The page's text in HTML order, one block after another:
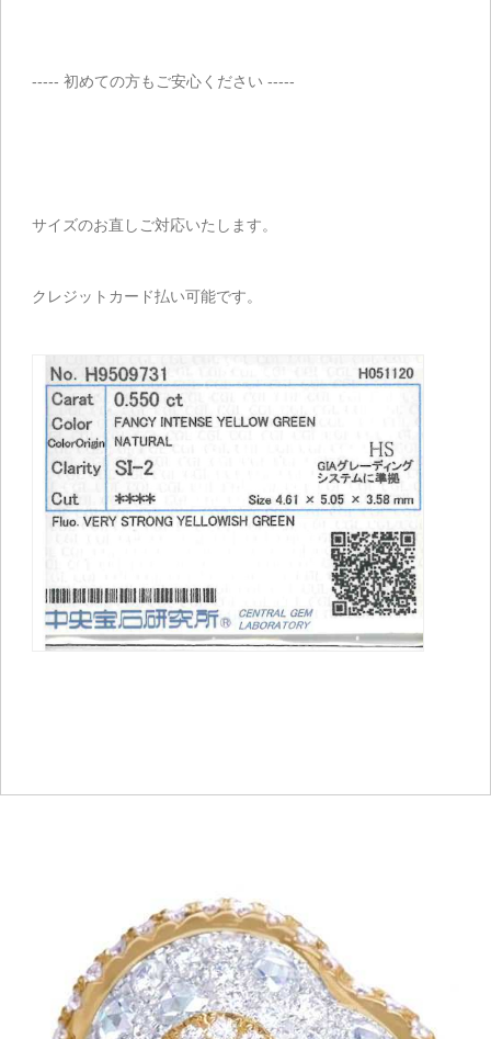
----- 初めての方もご安心ください -----
サイズのお直しご対応いたします。
クレジットカード払い可能です。